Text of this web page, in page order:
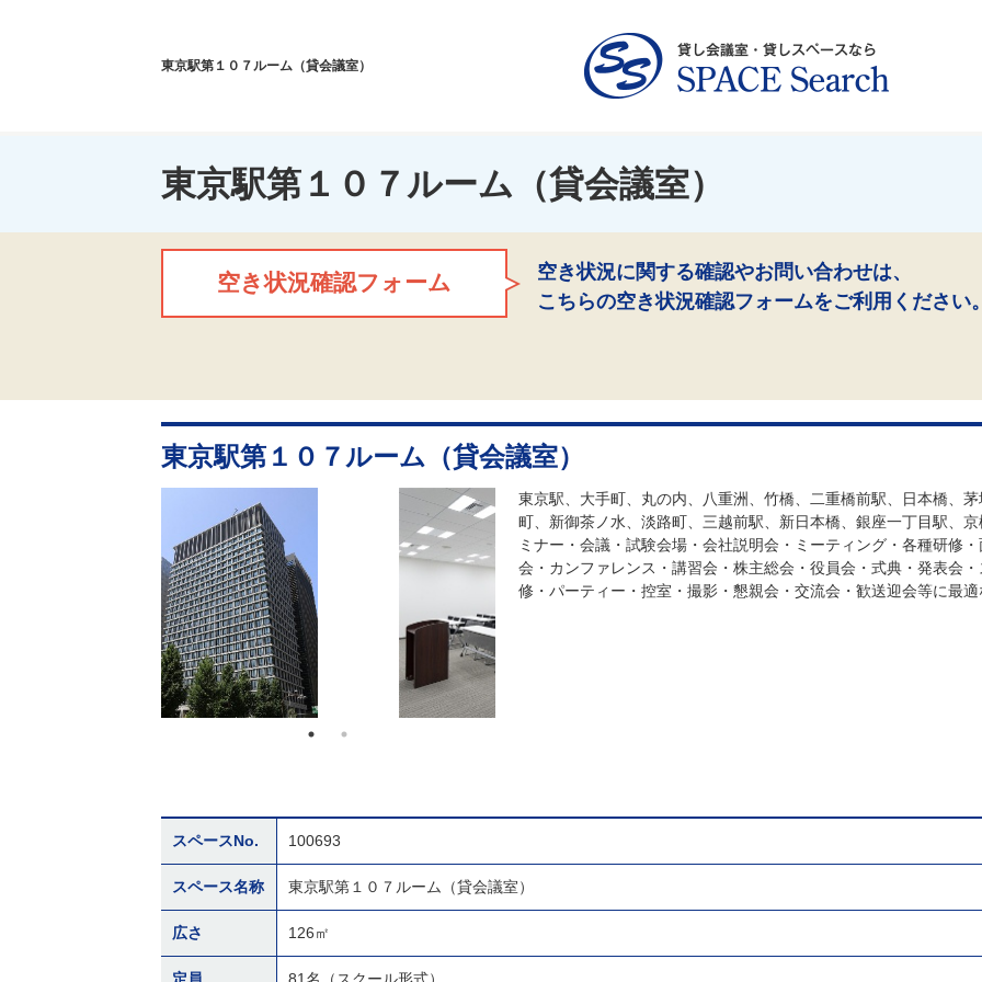
東京駅第１０７ルーム（貸会議室）
東京駅第１０７ルーム（貸会議室）
空き状況確認フォーム
空き状況に関する確認やお問い合わせは、
こちらの空き状況確認フォームをご利用ください
東京駅第１０７ルーム（貸会議室）
東京駅、大手町、丸の内、八重洲、竹橋、二重橋前駅、日本橋、
町、新御茶ノ水、淡路町、三越前駅、新日本橋、銀座一丁目駅、
ミナー・会議・試験会場・会社説明会・ミーティング・各種研修
会・カンファレンス・講習会・株主総会・役員会・式典・発表会
修・パーティー・控室・撮影・懇親会・交流会・歓送迎会等に最
スペースNo. 100693
スペース名称 東京駅第１０７ルーム（貸会議室）
広さ 126㎡